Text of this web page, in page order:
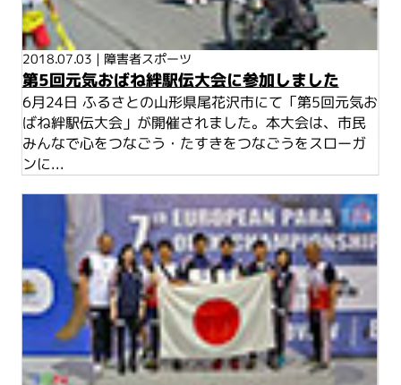
2018.07.03 | 障害者スポーツ
第5回元気おばね絆駅伝大会に参加しました
6月24日 ふるさとの山形県尾花沢市にて「第5回元気お
ばね絆駅伝大会」が開催されました。本大会は、市民
みんなで心をつなごう・たすきをつなごうをスローガ
ンに...